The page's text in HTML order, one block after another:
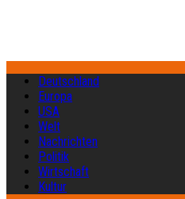
Deutschland
Europa
USA
Welt
Nachrichten
Politik
Wirtschaft
Kultur